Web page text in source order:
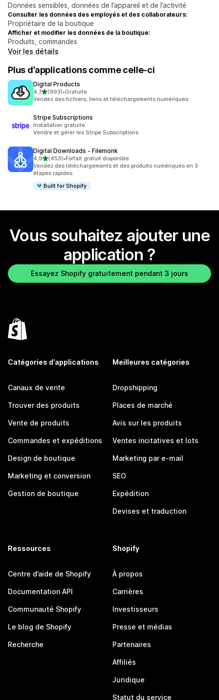
Données sensibles, données de l’appareil et de l’activité
Consulter les données des employés et des collaborateurs:
Propriétaire de la boutique
Afficher et modifier les données de la boutique:
Produits, commandes
Voir les détails
Plus d’applications comme celle-ci
Digital Products
4,7étoile(s) sur 5
(993)
993 avis au total
•Gratuite
Vendez des fichiers, liens et téléchargements numériques.
Stripe Subscriptions
Installation gratuite
Vendre et gérer les Stripe Subscriptions
Digital Downloads ‑ Filemonk
4,9étoile(s) sur 5
(453)
453 avis au total
•Forfait gratuit disponible
Vendez des téléchargements et des produits numériques en 3
étapes rapides
Built for Shopify
Vous souhaitez ajouter une
application ?
Essayez Shopify gratuitement pendant 3 jours
Catégories d’applications
Canaux de vente
Trouver des produits
Vente de produits
Commandes et expéditions
Design de boutique
Marketing et conversion
Gestion de boutique
Meilleures catégories
Dropshipping
Places de marché
Avis sur les produits
Ventes incitatives et lots
Marketing par e-mail
SEO
Expédition
Devises et traduction
Ressources
Centre d’aide de Shopify
Documentation API
Communauté Shopify
Le blog de Shopify
Recherche
Shopify
À propos
Carrières
Investisseurs
Presse et médias
Partenaires
Affiliés
Juridique
Statut du service